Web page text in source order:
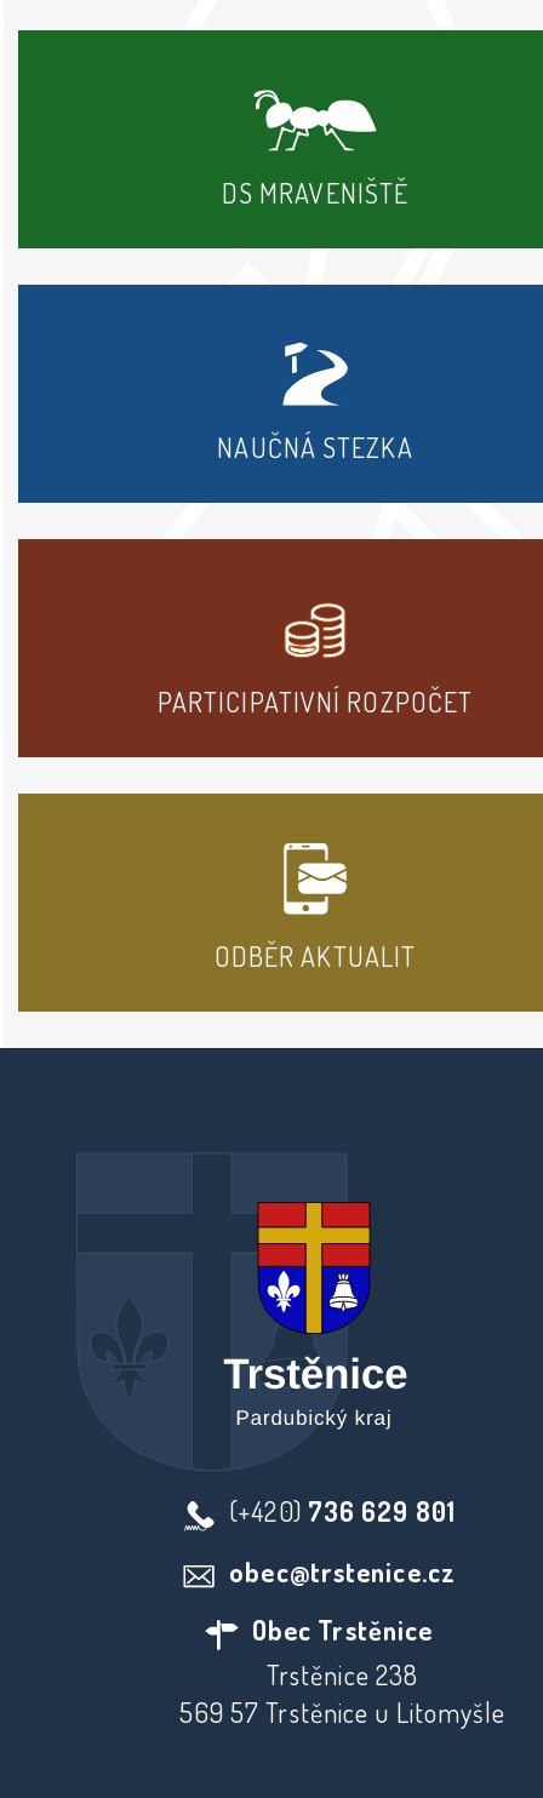
DS MRAVENIŠTĚ
NAUČNÁ STEZKA
PARTICIPATIVNÍ ROZPOČET
ODBĚR AKTUALIT
(+420) 736 629 801
obec@trstenice.cz
Obec Trstěnice
Trstěnice 238
569 57 Trstěnice u Litomyšle